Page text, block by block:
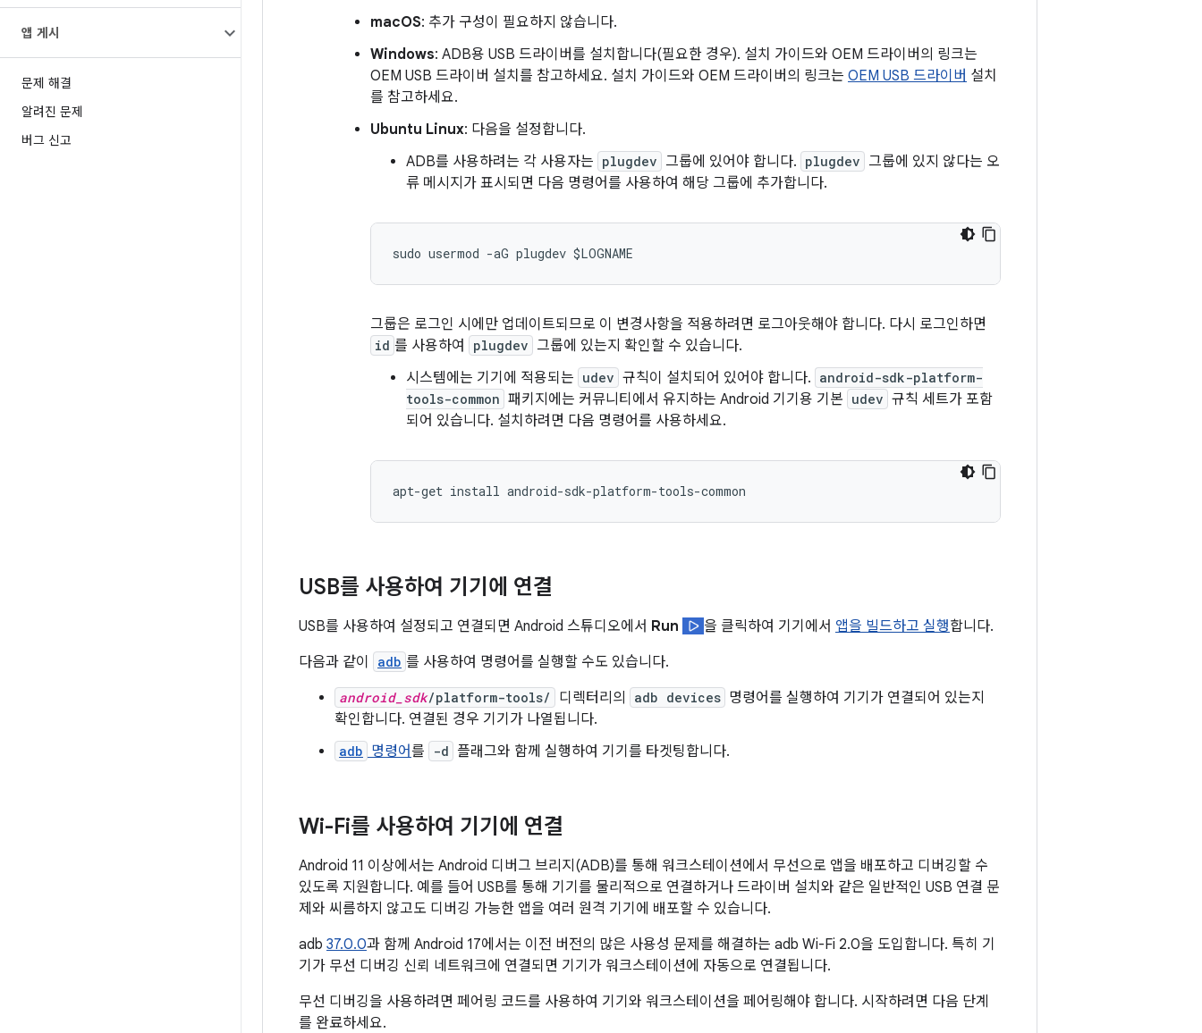
앱 게시
문제 해결
알려진 문제
버그 신고
macOS: 추가 구성이 필요하지 않습니다.
Windows: ADB용 USB 드라이버를 설치합니다(필요한 경우). 설치 가이드와 OEM 드라이버의 링크는
OEM USB 드라이버 설치를 참고하세요. 설치 가이드와 OEM 드라이버의 링크는 OEM USB 드라이버 설치
를 참고하세요.
Ubuntu Linux: 다음을 설정합니다.
ADB를 사용하려는 각 사용자는 plugdev 그룹에 있어야 합니다. plugdev 그룹에 있지 않다는 오
류 메시지가 표시되면 다음 명령어를 사용하여 해당 그룹에 추가합니다.
그룹은 로그인 시에만 업데이트되므로 이 변경사항을 적용하려면 로그아웃해야 합니다. 다시 로그인하면
id 를 사용하여 plugdev 그룹에 있는지 확인할 수 있습니다.
시스템에는 기기에 적용되는 udev 규칙이 설치되어 있어야 합니다. android-sdk-platform-
tools-common 패키지에는 커뮤니티에서 유지하는 Android 기기용 기본 udev 규칙 세트가 포함
되어 있습니다. 설치하려면 다음 명령어를 사용하세요.
USB를 사용하여 기기에 연결
USB를 사용하여 설정되고 연결되면 Android 스튜디오에서 Run 을 클릭하여 기기에서 앱을 빌드하고 실행합니다.
다음과 같이
adb 를 사용하여 명령어를 실행할 수도 있습니다.
android_sdk/platform-tools/ 디렉터리의 adb devices 명령어를 실행하여 기기가 연결되어 있는지
확인합니다. 연결된 경우 기기가 나열됩니다.
adb 명령어를 -d 플래그와 함께 실행하여 기기를 타겟팅합니다.
Wi-Fi를 사용하여 기기에 연결
Android 11 이상에서는 Android 디버그 브리지(ADB)를 통해 워크스테이션에서 무선으로 앱을 배포하고 디버깅할 수
있도록 지원합니다. 예를 들어 USB를 통해 기기를 물리적으로 연결하거나 드라이버 설치와 같은 일반적인 USB 연결 문
제와 씨름하지 않고도 디버깅 가능한 앱을 여러 원격 기기에 배포할 수 있습니다.
adb 37.0.0과 함께 Android 17에서는 이전 버전의 많은 사용성 문제를 해결하는 adb Wi-Fi 2.0을 도입합니다. 특히 기
기가 무선 디버깅 신뢰 네트워크에 연결되면 기기가 워크스테이션에 자동으로 연결됩니다.
무선 디버깅을 사용하려면 페어링 코드를 사용하여 기기와 워크스테이션을 페어링해야 합니다. 시작하려면 다음 단계
를 완료하세요.